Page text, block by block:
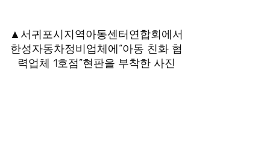
▲서귀포시지역아동센터연합회에서
한성자동차정비업체에“아동 친화 협
력업체 1호점”현판을 부착한 사진